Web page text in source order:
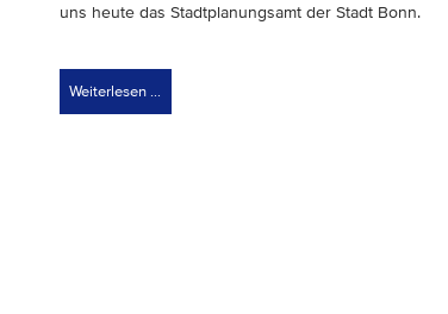
uns heute das Stadtplanungsamt der Stadt Bonn.
Weiterlesen …